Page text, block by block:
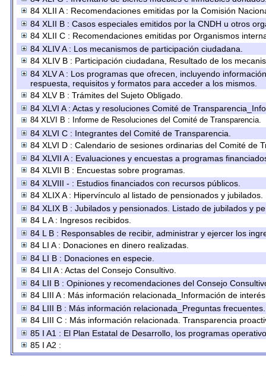
84 XLII A : Recomendaciones emitidas por la Comisión
84 XLII B : Casos especiales emitidos por la CNDH u otros
84 XLII C : Recomendaciones emitidas por Organismos
84 XLIV A : Los mecanismos de participación ciudadana.
84 XLIV B : Participación ciudadana, Resultado de los
84 XLV A : Los programas que ofrecen, incluyendo
respuesta, requisitos y formatos para acceder a los mismos.
84 XLV B : Trámites del Sujeto Obligado.
84 XLVI A : Actas y resoluciones Comité de
84 XLVI B : Informe de Resoluciones del Comité de Transparencia.
84 XLVI C : Integrantes del Comité de Transparencia.
84 XLVI D : Calendario de sesiones ordinarias del Comité de
84 XLVII A : Evaluaciones y encuestas a programas
84 XLVII B : Encuestas sobre programas.
84 XLVIII - : Estudios financiados con recursos públicos.
84 XLIX A : Hipervínculo al listado de pensionados y jubilados.
84 XLIX B : Jubilados y pensionados. Listado de jubilados y
84 L A : Ingresos recibidos.
84 L B : Responsables de recibir, administrar y ejercer los
84 LI A : Donaciones en dinero realizadas.
84 LI B : Donaciones en especie.
84 LII A : Actas del Consejo Consultivo.
84 LII B : Opiniones y recomendaciones del Consejo
84 LIII A : Más información relacionada_Información de
84 LIII B : Más información relacionada_Preguntas frecuentes.
84 LIII C : Más información relacionada. Transparencia
85 I A1 : El Plan Estatal de Desarrollo, los programas
85 I A2 :